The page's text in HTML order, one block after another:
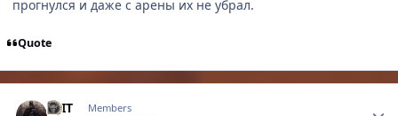
прогнулся и даже с арены их не убрал.
Quote
SEIT Members